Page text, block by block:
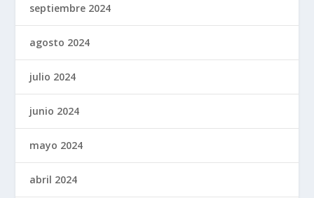
septiembre 2024
agosto 2024
julio 2024
junio 2024
mayo 2024
abril 2024